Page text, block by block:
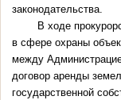
В ходе
в сфере охраны
между
договор аренды
государственной